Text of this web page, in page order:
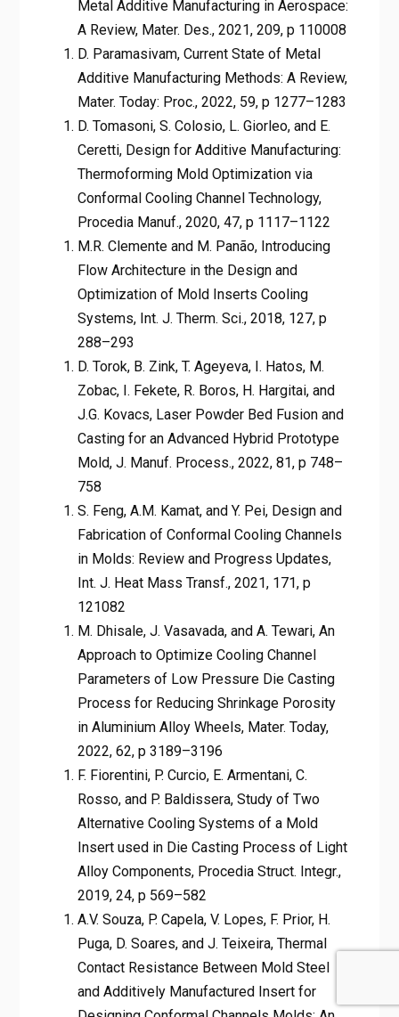
Metal Additive Manufacturing in Aerospace:
A Review, Mater. Des., 2021, 209, p 110008
D. Paramasivam, Current State of Metal
Additive Manufacturing Methods: A Review,
Mater. Today: Proc., 2022, 59, p 1277–1283
D. Tomasoni, S. Colosio, L. Giorleo, and E.
Ceretti, Design for Additive Manufacturing:
Thermoforming Mold Optimization via
Conformal Cooling Channel Technology,
Procedia Manuf., 2020, 47, p 1117–1122
M.R. Clemente and M. Panão, Introducing
Flow Architecture in the Design and
Optimization of Mold Inserts Cooling
Systems, Int. J. Therm. Sci., 2018, 127, p
288–293
D. Torok, B. Zink, T. Ageyeva, I. Hatos, M.
Zobac, I. Fekete, R. Boros, H. Hargitai, and
J.G. Kovacs, Laser Powder Bed Fusion and
Casting for an Advanced Hybrid Prototype
Mold, J. Manuf. Process., 2022, 81, p 748–
758
S. Feng, A.M. Kamat, and Y. Pei, Design and
Fabrication of Conformal Cooling Channels
in Molds: Review and Progress Updates,
Int. J. Heat Mass Transf., 2021, 171, p
121082
M. Dhisale, J. Vasavada, and A. Tewari, An
Approach to Optimize Cooling Channel
Parameters of Low Pressure Die Casting
Process for Reducing Shrinkage Porosity
in Aluminium Alloy Wheels, Mater. Today,
2022, 62, p 3189–3196
F. Fiorentini, P. Curcio, E. Armentani, C.
Rosso, and P. Baldissera, Study of Two
Alternative Cooling Systems of a Mold
Insert used in Die Casting Process of Light
Alloy Components, Procedia Struct. Integr.,
2019, 24, p 569–582
A.V. Souza, P. Capela, V. Lopes, F. Prior, H.
Puga, D. Soares, and J. Teixeira, Thermal
Contact Resistance Between Mold Steel
and Additively Manufactured Insert for